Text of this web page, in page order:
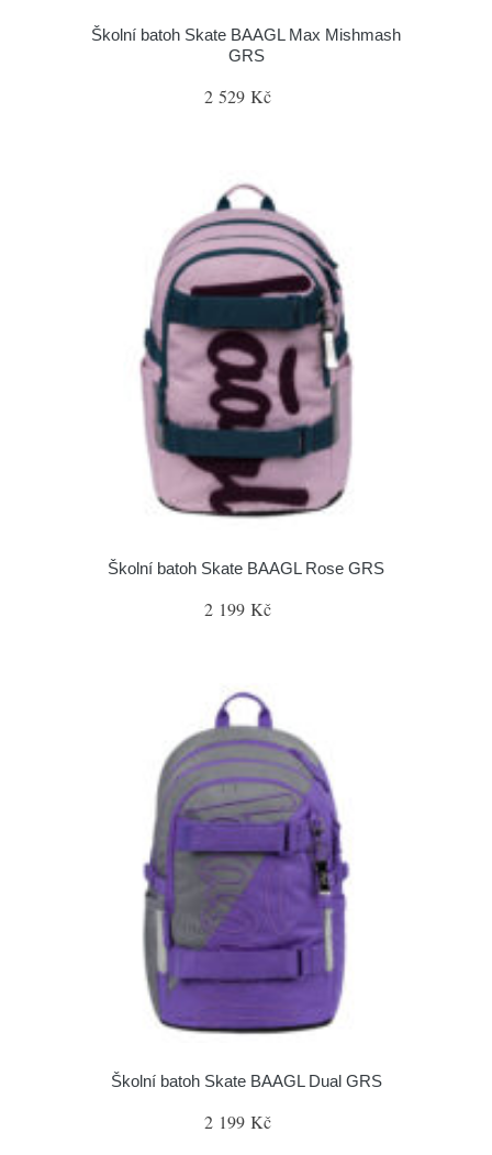
Školní batoh Skate BAAGL Max Mishmash
GRS
2 529 Kč
Školní batoh Skate BAAGL Rose GRS
2 199 Kč
Školní batoh Skate BAAGL Dual GRS
2 199 Kč